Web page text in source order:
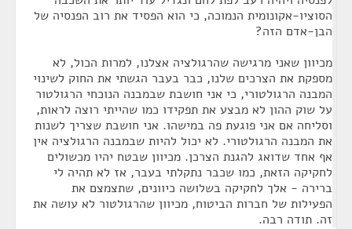
הסוציו-אקונומית הנמוכה, כי הוא הפסיד את רוב הפנסיה של
הבן-אדם הזה?
מכיוון שאני מרגישה שהרגולציה אצלנו, למרות הכול, לא
מספקת את הצרכים שלנו, כבר בעבר הגשתי את החוק לשינוי
המבנה הרגולטורי, כי אני חושבת שבמבנה הנוכחי הרגולטור
על שוק ההון לא מבצע את תפקידו כמו שהייתי רוצה לראות,
וסליחה אם אני פוגעת פה במישהו. אני חושבת שצריך לשנות
את המבנה הרגולטורי. לא יכול להיות שבמבנה הרגולציה אין
אף אחד שדואג להגנת הצרכן. מכיוון שבטח יהיו מכשולים
לחקיקה הזאת, כמו שכבר נתקלתי בעבר, אז לא תהיה לי
ברירה - אלך לחקיקה בשלושה כיוונים, שתצמצם את
הפעילות של חברות הביטוח, מכיוון שהרגולטור לא עושה את
זה. תודה רבה.